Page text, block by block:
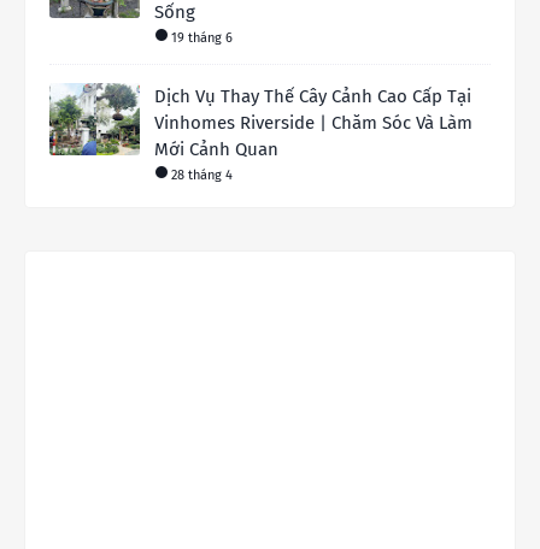
Sống
19 tháng 6
Dịch Vụ Thay Thế Cây Cảnh Cao Cấp Tại
Vinhomes Riverside | Chăm Sóc Và Làm
Mới Cảnh Quan
28 tháng 4